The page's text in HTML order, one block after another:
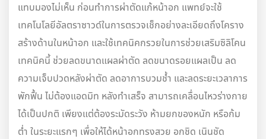
แทบมองไม่เห็น ก่อนทำการผ่าตัดแก้หน้าอก แพทย์จะใช้
เทคโนโลยีอัลตราซาวด์ในการตรวจเช็กอย่างละเอียดถึงโคราง
สร้างด้านในหน้าอก และใช้เทคนิคกรวยในการช่วยเสริมซิลิโคน
เทคนิคนี้ ช่วยลดขนาดแผลผ่าตัด ลดขนาดรอยแผลเป็น ลด
ความเจ็บปวดหลังผ่าตัด ลดอาการบวมช้ำ และลดระยะเวลาการ
พักฟื้น ไม่ต้องแอดมิท หลังทำเสร็จ สามารถเคลื่อนไหวร่างกาย
ได้เป็นปกติ เพียงแต่ต้องระมัดระวัง ห้ามยกของหนัก หรือก้ม
ต่ำ ในระยะแรกๆ เพื่อให้ได้หน้าอกทรงสวย อกชิด เนินชัด